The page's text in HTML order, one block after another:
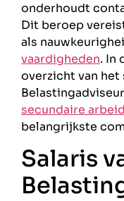
onderhoudt
Dit beroep
als
vaardigheden. In
overzicht van het
secundaire
belangrijkste
Salaris